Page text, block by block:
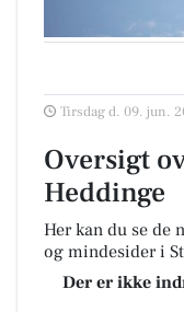
Tirsdag d. 09. jun.
Oversigt
Heddinge
Her kan du se de
og mindesider i
Der er ikke